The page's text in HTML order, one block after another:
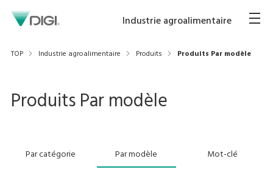
Industrie agroalimentaire
TOP Industrie agroalimentaire Produits Produits Par modèle
Produits Par modèle
Par catégorie Par modèle Mot-clé